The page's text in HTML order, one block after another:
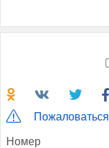
Пожаловаться
Но­мер